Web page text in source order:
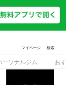
マイページ 検索
ーソナルジム お